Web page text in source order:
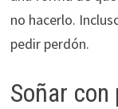
no hacerlo.
pedir perdón.
Soñar